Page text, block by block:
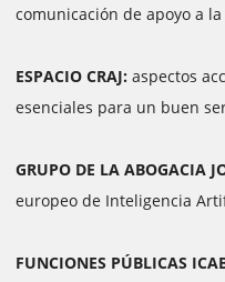
comunicación de apoyo a
ESPACIO CRAJ: aspectos
esenciales para un buen
GRUPO DE LA ABOGACIA
europeo de Inteligencia
FUNCIONES PÚBLICAS